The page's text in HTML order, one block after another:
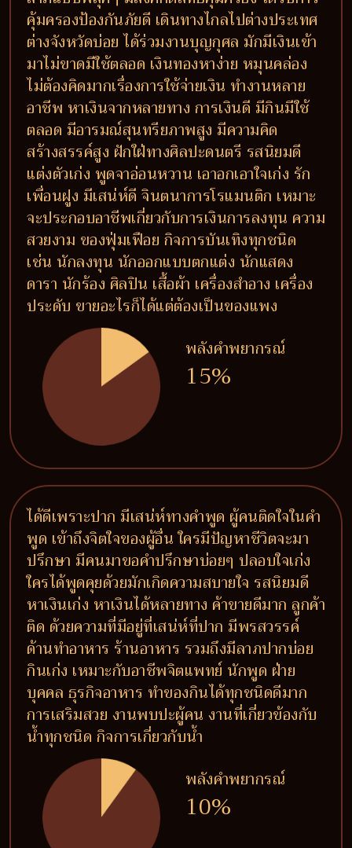
คุ้มครองป้องกันภัยดี เดินทางไกลไปต่างประเทศ
ต่างจังหวัดบ่อย ได้ร่วมงานบุญกุศล มักมีเงินเข้า
มาไม่ขาดมีใช้ตลอด เงินทองหาง่าย หมุนคล่อง
ไม่ต้องคิดมากเรื่องการใช้จ่ายเงิน ทำงานหลาย
อาชีพ หาเงินจากหลายทาง การเงินดี มีกินมีใช้
ตลอด มีอารมณ์สุนทรียภาพสูง มีความคิด
สร้างสรรค์สูง ฝักใฝ่ทางศิลปะดนตรี รสนิยมดี
แต่งตัวเก่ง พูดจาอ่อนหวาน เอาอกเอาใจเก่ง รัก
เพื่อนฝูง มีเสน่ห์ดี จินตนาการโรแมนติก เหมาะ
จะประกอบอาชีพเกี่ยวกับการเงินการลงทุน ความ
สวยงาม ของฟุ่มเฟือย กิจการบันเทิงทุกชนิด
เช่น นักลงทุน นักออกแบบตกแต่ง นักแสดง
ดารา นักร้อง ศิลปิน เสื้อผ้า เครื่องสำอาง เครื่อง
ประดับ ขายอะไรก็ได้แต่ต้องเป็นของแพง
พลังคำพยากรณ์
15%
ได้ดีเพราะปาก มีเสน่ห์ทางคำพูด ผู้คนติดใจในคำ
พูด เข้าถึงจิตใจของผู้อื่น ใครมีปัญหาชีวิตจะมา
ปรึกษา มีคนมาขอคำปรึกษาบ่อยๆ ปลอบใจเก่ง
ใครได้พูดคุยด้วยมักเกิดความสบายใจ รสนิยมดี
หาเงินเก่ง หาเงินได้หลายทาง ค้าขายดีมาก ลูกค้า
ติด ด้วยความที่มีอยู่ที่เสน่ห์ที่ปาก มีพรสวรรค์
ด้านทำอาหาร ร้านอาหาร รวมถึงมีลาภปากบ่อย
กินเก่ง เหมาะกับอาชีพจิตแพทย์ นักพูด ฝ่าย
บุคคล ธุรกิจอาหาร ทำของกินได้ทุกชนิดดีมาก
การเสริมสวย งานพบปะผู้คน งานที่เกี่ยวข้องกับ
น้ำทุกชนิด กิจการเกี่ยวกับน้ำ
พลังคำพยากรณ์
10%